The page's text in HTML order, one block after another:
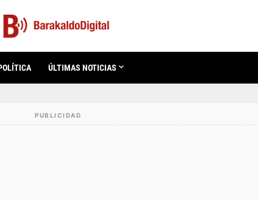
ÚLTIMAS NOTICIAS